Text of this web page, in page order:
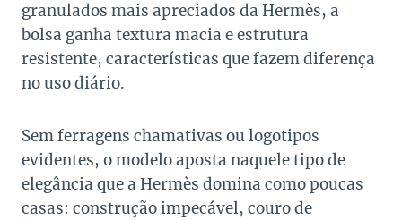
granulados mais apreciados da Hermès, a
bolsa ganha textura macia e estrutura
resistente, características que fazem diferença
no uso diário.
Sem ferragens chamativas ou logotipos
evidentes, o modelo aposta naquele tipo de
elegância que a Hermès domina como poucas
casas: construção impecável, couro de